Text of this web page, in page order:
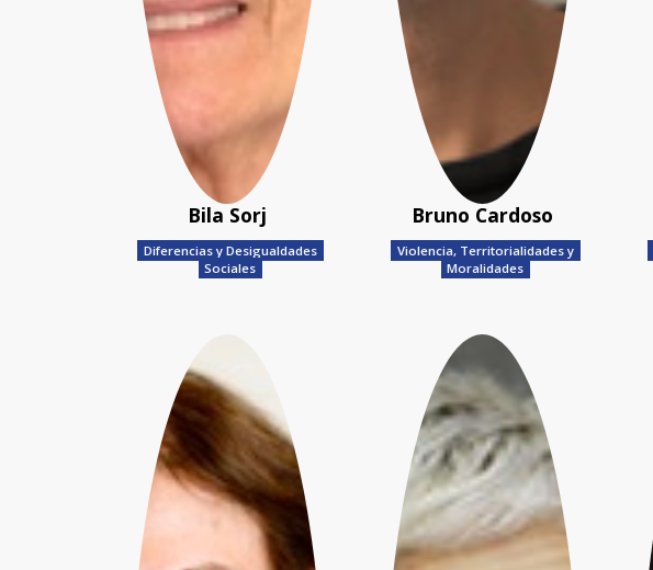
Bila Sorj
Diferencias y Desigualdades
Sociales
Bruno Cardoso
Violencia, Territorialidades y
Moralidades